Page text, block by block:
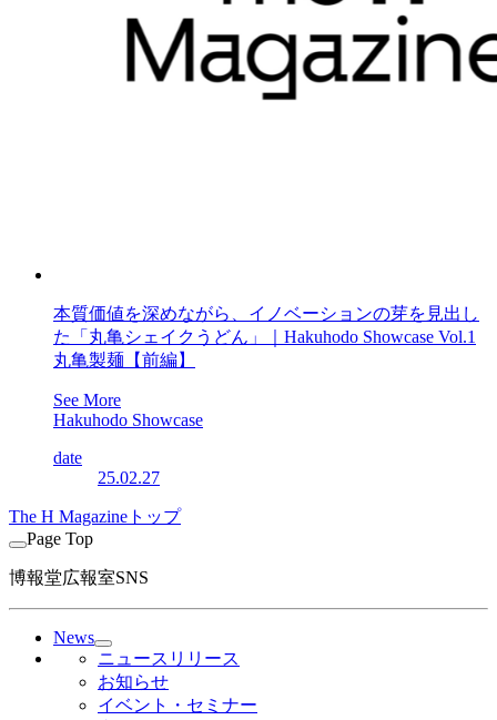
本質価値を深めながら、イノベーションの芽を見出し
た「丸亀シェイクうどん」｜Hakuhodo Showcase Vol.1
丸亀製麺【前編】
See More
Hakuhodo Showcase
date
25.02.27
The H Magazineトップ
Page Top
博報堂広報室SNS
News
ニュースリリース
お知らせ
イベント・セミナー